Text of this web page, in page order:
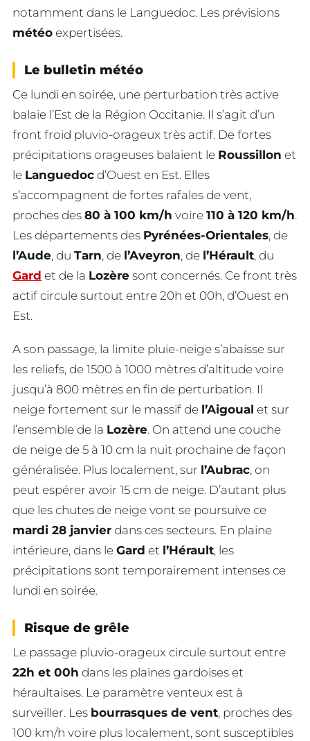
notamment dans le Languedoc. Les prévisions
météo expertisées.
Le bulletin météo
Ce lundi en soirée, une perturbation très active
balaie l’Est de la Région Occitanie. Il s’agit d’un
front froid pluvio-orageux très actif. De fortes
précipitations orageuses balaient le Roussillon et
le Languedoc d’Ouest en Est. Elles
s’accompagnent de fortes rafales de vent,
proches des 80 à 100 km/h voire 110 à 120 km/h.
Les départements des Pyrénées-Orientales, de
l’Aude, du Tarn, de l’Aveyron, de l’Hérault, du
Gard et de la Lozère sont concernés. Ce front très
actif circule surtout entre 20h et 00h, d’Ouest en
Est.
A son passage, la limite pluie-neige s’abaisse sur
les reliefs, de 1500 à 1000 mètres d’altitude voire
jusqu’à 800 mètres en fin de perturbation. Il
neige fortement sur le massif de l’Aigoual et sur
l’ensemble de la Lozère. On attend une couche
de neige de 5 à 10 cm la nuit prochaine de façon
généralisée. Plus localement, sur l’Aubrac, on
peut espérer avoir 15 cm de neige. D’autant plus
que les chutes de neige vont se poursuive ce
mardi 28 janvier dans ces secteurs. En plaine
intérieure, dans le Gard et l’Hérault, les
précipitations sont temporairement intenses ce
lundi en soirée.
Risque de grêle
Le passage pluvio-orageux circule surtout entre
22h et 00h dans les plaines gardoises et
héraultaises. Le paramètre venteux est à
surveiller. Les bourrasques de vent, proches des
100 km/h voire plus localement, sont susceptibles